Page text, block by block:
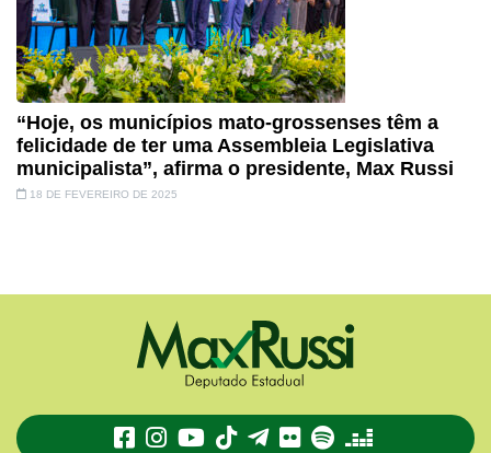
“Hoje, os municípios mato-grossenses têm a
felicidade de ter uma Assembleia Legislativa
municipalista”, afirma o presidente, Max Russi
18 DE FEVEREIRO DE 2025
TikTokTelegram
FlickrSpotifyDeezer